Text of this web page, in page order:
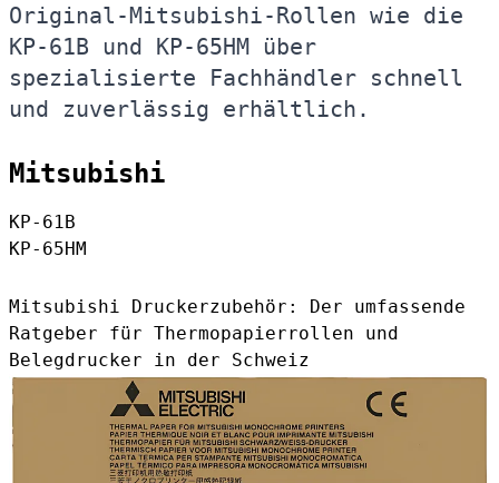
Original-Mitsubishi-Rollen wie die
KP-61B und KP-65HM über
spezialisierte Fachhändler schnell
und zuverlässig erhältlich.
Mitsubishi
KP-61B
KP-65HM
Mitsubishi Druckerzubehör: Der umfassende
Ratgeber für Thermopapierrollen und
Belegdrucker in der Schweiz